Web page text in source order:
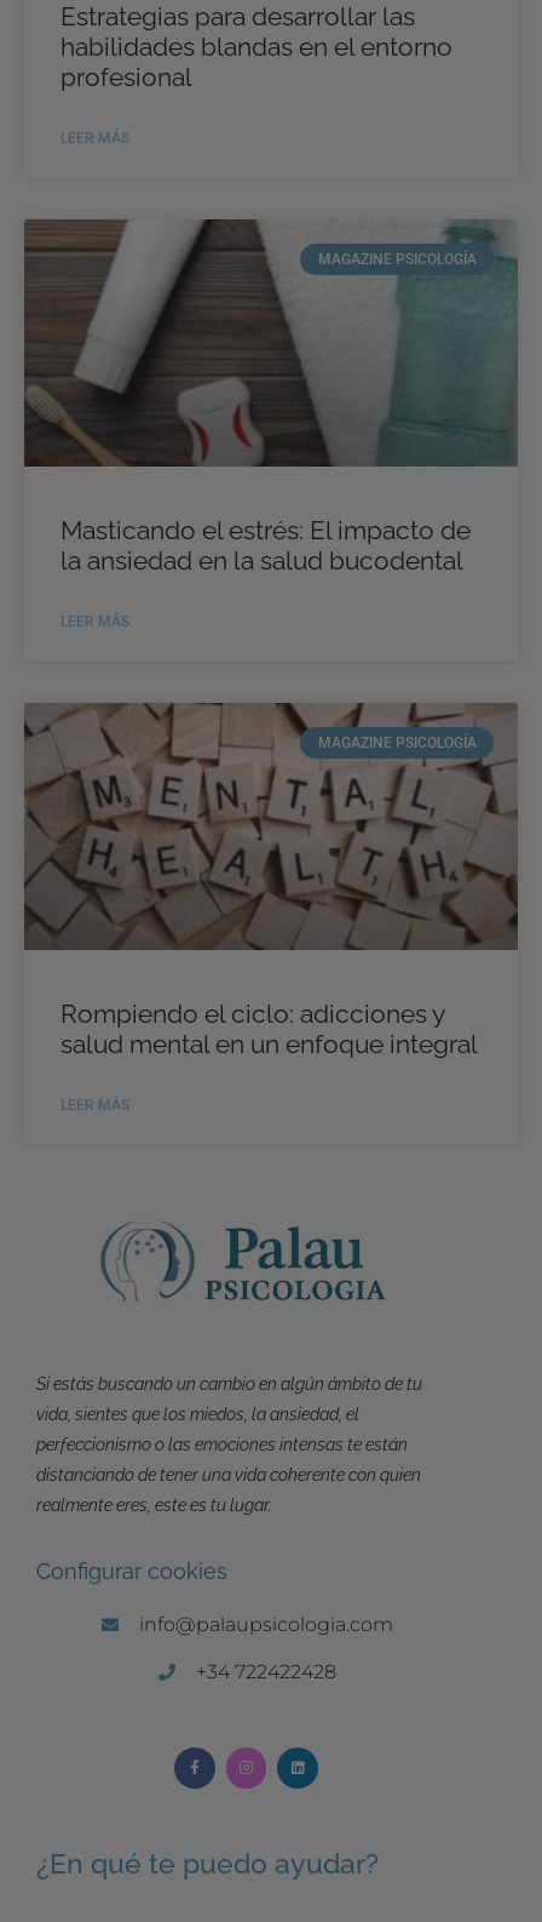
Estrategias para desarrollar las
habilidades blandas en el entorno
profesional
LEER MÁS
MAGAZINE PSICOLOGÍA
Masticando el estrés: El impacto de
la ansiedad en la salud bucodental
LEER MÁS
MAGAZINE PSICOLOGÍA
Rompiendo el ciclo: adicciones y
salud mental en un enfoque integral
LEER MÁS
Si estás buscando un cambio en algún ámbito de tu
vida, sientes que los miedos, la ansiedad, el
perfeccionismo o las emociones intensas te están
distanciando de tener una vida coherente con quien
realmente eres, este es tu lugar.
Configurar cookies
info@palaupsicologia.com
+34 722422428
¿En qué te puedo ayudar?